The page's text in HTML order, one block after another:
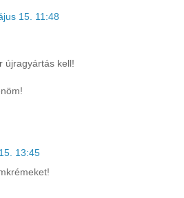
15. 11:48
újragyártás kell!
13:45